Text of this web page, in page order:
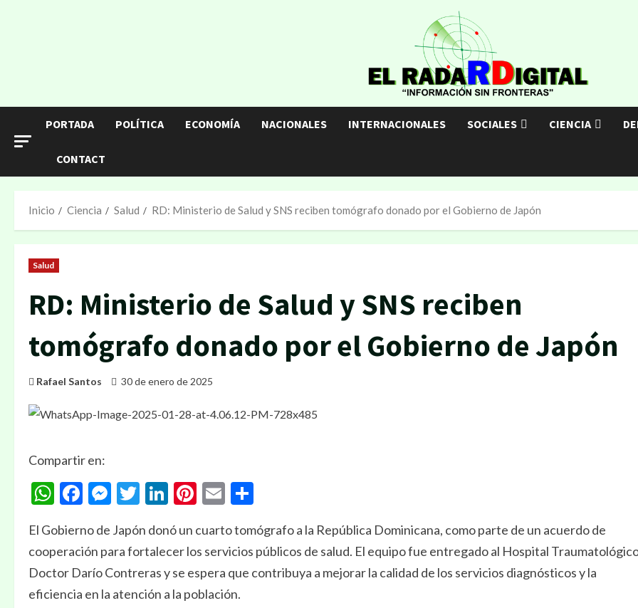
PORTADA POLÍTICA ECONOMÍA NACIONALES INTERNACIONALES SOCIALES CIENCIA
CONTACT
Inicio Ciencia Salud RD: Ministerio de Salud y SNS reciben tomógrafo donado por el Gobierno de Japón
Salud
RD: Ministerio de Salud y SNS reciben
tomógrafo donado por el Gobierno de Japón
Rafael Santos 30 de enero de 2025
Compartir en:
WhatsApp
Facebook
Messenger
Twitter
LinkedIn
Pinterest
Email
El Gobierno de Japón donó un cuarto tomógrafo a la República Dominicana, como parte de un acuerdo de
cooperación para fortalecer los servicios públicos de salud. El equipo fue entregado al Hospital
Doctor Darío Contreras y se espera que contribuya a mejorar la calidad de los servicios diagnósticos y la
eficiencia en la atención a la población.